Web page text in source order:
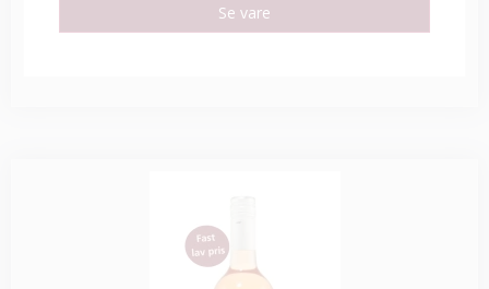
Se vare